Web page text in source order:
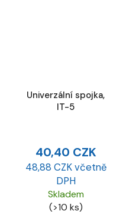
Univerzální spojka,
IT-5
40,40 CZK
48,88 CZK včetně
DPH
Skladem
(>10 ks)